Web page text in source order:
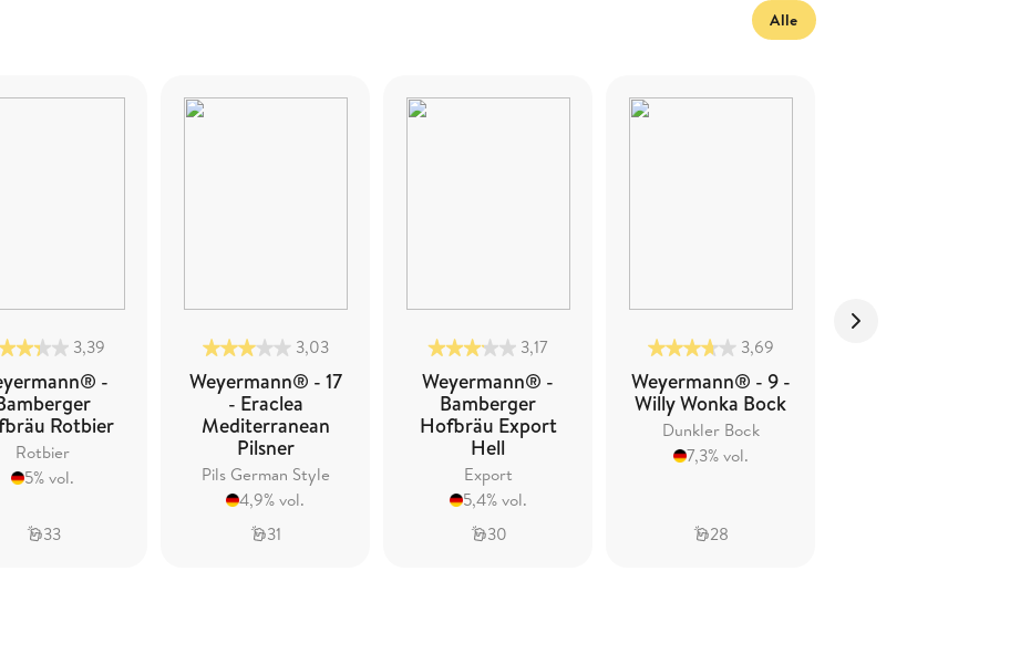
Alle
3,39
-
Rotbier
Rotbier
5% vol.
33
3,03
Weyermann® - 17
- Eraclea
Mediterranean
Pilsner
Pils German Style
4,9% vol.
31
3,17
Weyermann® -
Bamberger
Hofbräu Export
Hell
Export
5,4% vol.
30
3,69
Weyermann® - 9 -
Willy Wonka Bock
Dunkler Bock
7,3% vol.
28